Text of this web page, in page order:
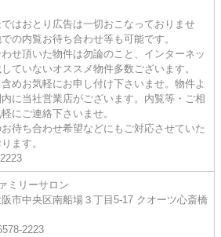
はおとり広告は一切おこなっておりませ
の内覧お待ち合わせ等も可能です。
せ頂いた物件は勿論のこと、インターネッ
していないオススメ物件多数ございます。
含めお気軽にお申し付け下さいませ。物件よ
内に当社営業店がございます。内覧等・ご相
にご連絡下さいませ。
待ち合わせ希望などにもご対応させていた
ます。
ミリーサロン
市中央区南船場３丁目5-17 クオーツ心斎橋
2223